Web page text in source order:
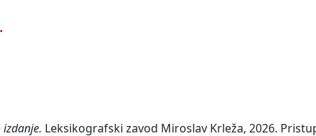
izdanje. Leksikografski zavod Miroslav Krleža, 2026.